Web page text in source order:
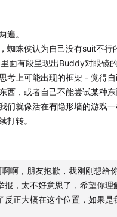
遍。
蜘蛛侠认为自己没有suit不行
面有段呈现出Buddy对眼镜
考上可能出现的框架 - 觉得
西，或者自己不能尝试某种
们就像活在有隐形墙的游戏
打转。
师提出问题背后的动机，特别
过去非常多年，自己就像是在
框架限制自己” 这两股力量夹缝
且压垮骆驼的最后一根稻草，
啊啊，朋友抱歉，我刚刚想给
报，太不好意思了，希望你理
反正大概在这个位置，如果是